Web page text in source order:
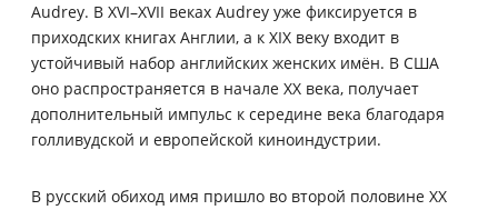
Audrey. В XVI–XVII веках Audrey уже фиксируется в
приходских книгах Англии, а к XIX веку входит в
устойчивый набор английских женских имён. В США
оно распространяется в начале XX века, получает
дополнительный импульс к середине века благодаря
голливудской и европейской киноиндустрии.
В русский обиход имя пришло во второй половине XX